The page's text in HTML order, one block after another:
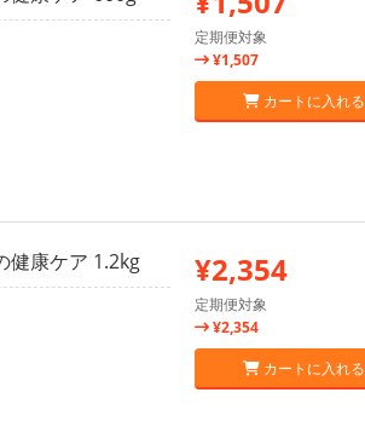
定期便対象
¥1,507
カートに入れる
健康ケア 1.2kg ¥2,354
定期便対象
¥2,354
カートに入れる